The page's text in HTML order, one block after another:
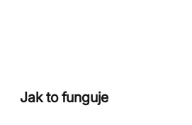
Jak to funguje